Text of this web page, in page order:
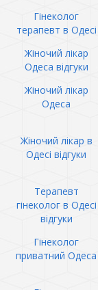
Гінеколог
терапевт в Одесі
Жіночий лікар
Одеса відгуки
Жіночий лікар
Одеса
Жіночий лікар в
Одесі відгуки
Терапевт
гінеколог в Одесі
відгуки
Гінеколог
приватний Одеса